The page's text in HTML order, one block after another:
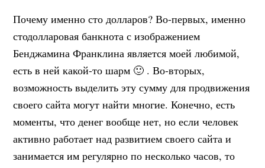
Почему именно сто долларов? Во-первых, именно
стодолларовая банкнота с изображением
Бенджамина Франклина является моей любимой,
есть в ней какой-то шарм 🙂 . Во-вторых,
возможность выделить эту сумму для продвижения
своего сайта могут найти многие. Конечно, есть
моменты, что денег вообще нет, но если человек
активно работает над развитием своего сайта и
занимается им регулярно по несколько часов, то